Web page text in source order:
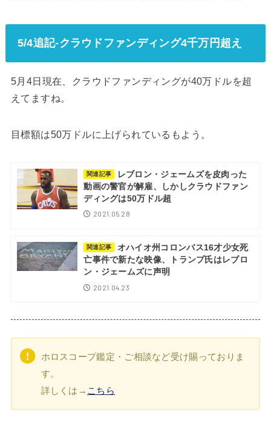
5/4追記-クラウドファンディング4千万円超え
5月4日現在、クラウドファンディングが40万ドルを超
えてますね。
目標額は50万ドルに上げられているもよう。
関連記事
レブロン・ジェームズを皮肉った
動画の警官が解雇、しかしクラウドファン
ディングは50万ドル超
2021.05.28
関連記事
オハイオ州コロンバス16才少女死
亡事件で新たな映像、トランプ氏はレブロ
ン・ジェームズに声明
2021.04.23
ホロスコープ鑑定・ご相談など受け賜っておりま
す。
詳しくは→ こちら